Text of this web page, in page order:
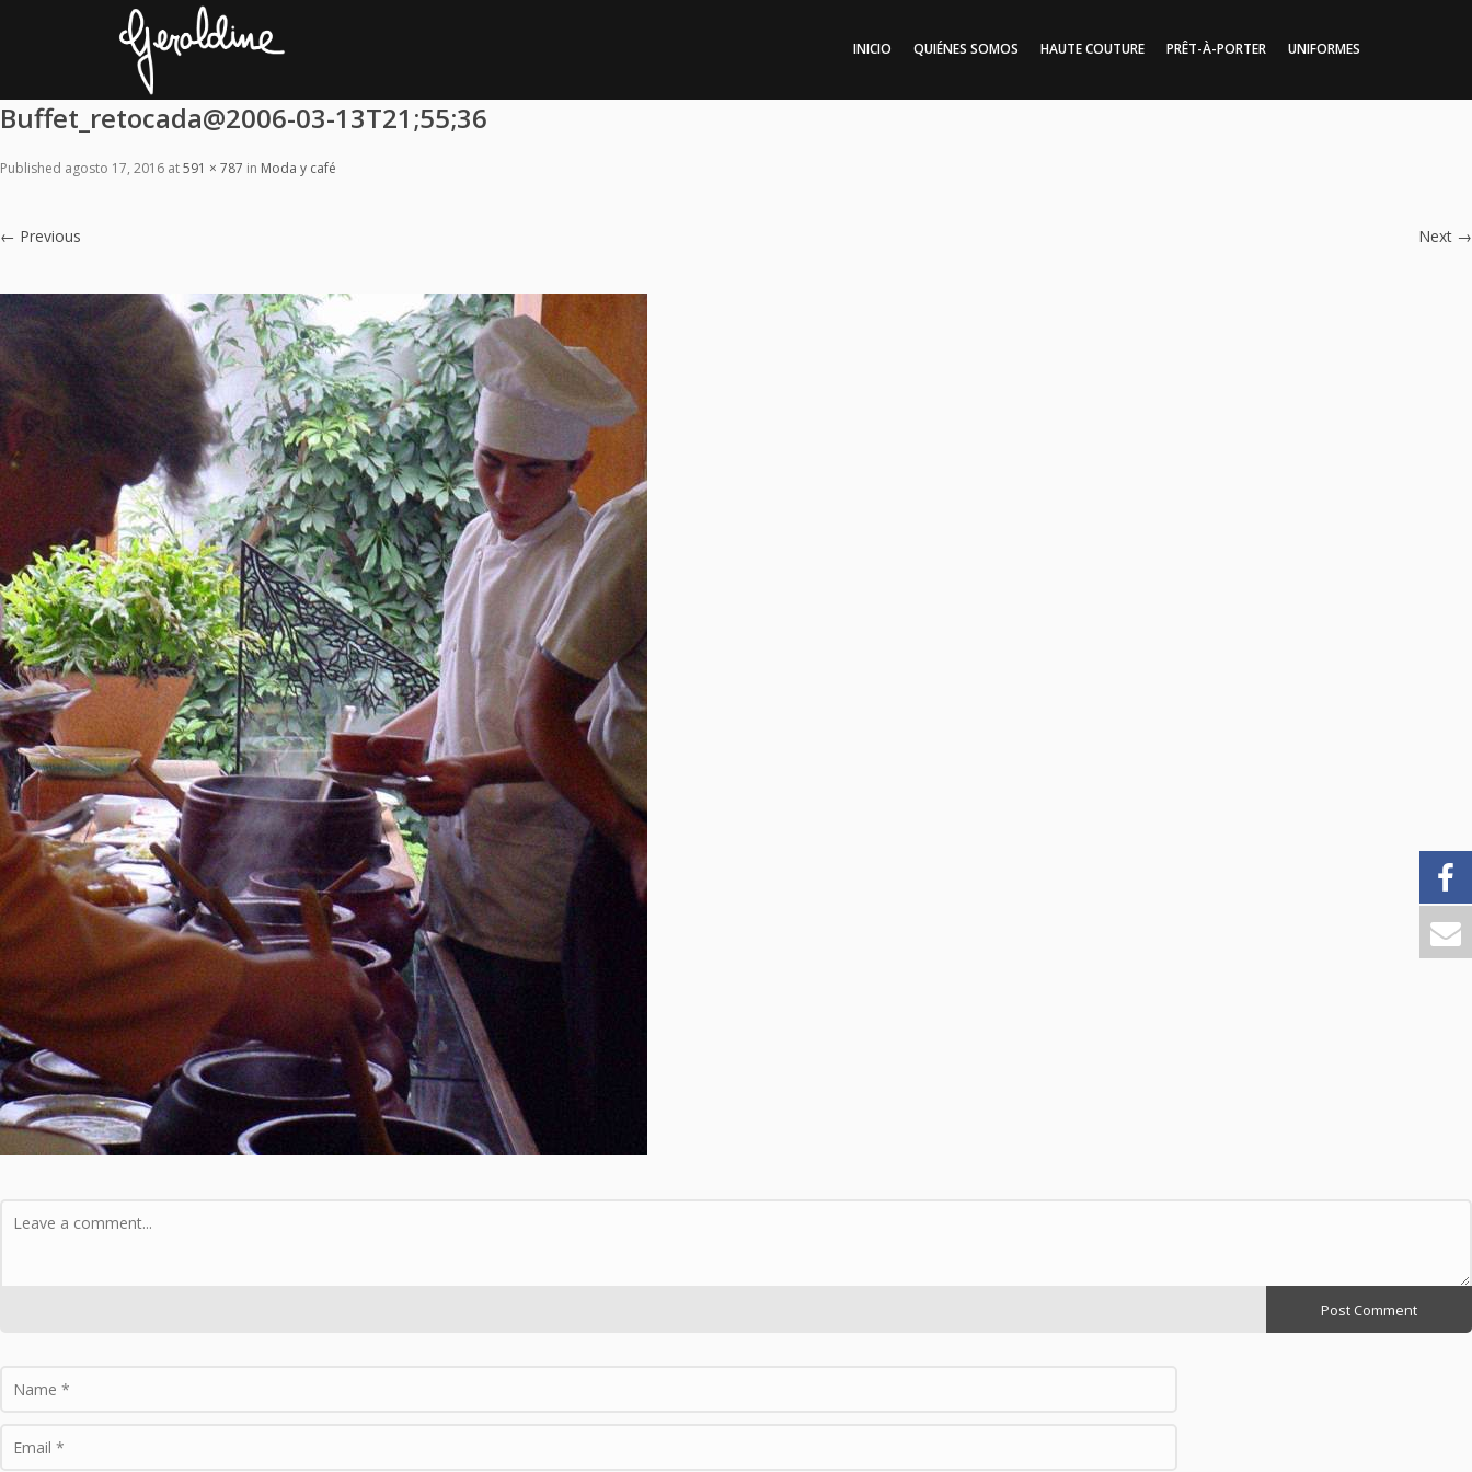
INICIO QUIÉNES SOMOS HAUTE COUTURE PRÊT-À-PORTER UNIFORMES
Buffet_retocada@2006-03-13T21;55;36
Published agosto 17, 2016 at591 × 787 in Moda y café
← Previous Next →